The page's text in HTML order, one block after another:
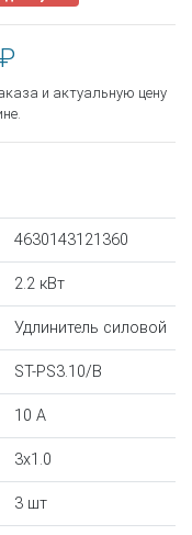
и актуальную цену
4630143121360
2.2 кВт
Удлинитель силовой
ST-PS3.10/B
10 A
3x1.0
3 шт